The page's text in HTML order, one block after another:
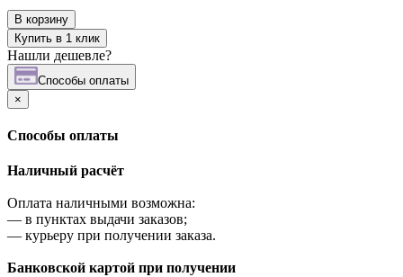
В корзину
Купить в 1 клик
Нашли дешевле?
Cпособы оплаты
×
Cпособы оплаты
Наличный расчёт
Оплата наличными возможна:
— в пунктах выдачи заказов;
— курьеру при получении заказа.
Банковской картой при получении